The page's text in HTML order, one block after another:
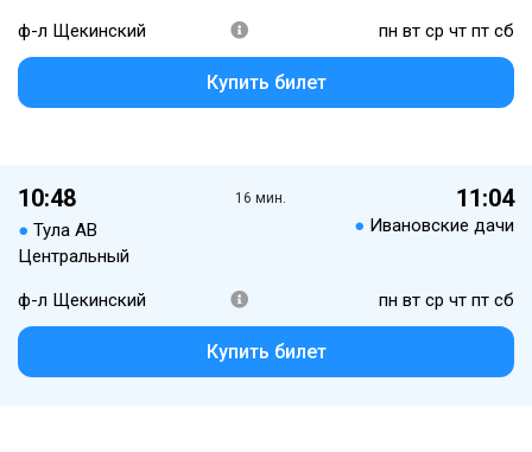
ф-л Щекинский пн вт ср чт пт сб
Купить билет
10:48
● Тула АВ
Центральный
16 мин. 11:04
● Ивановские дачи
ф-л Щекинский пн вт ср чт пт сб
Купить билет